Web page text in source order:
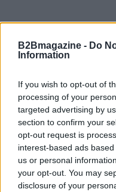
B2Bmagazine - Do
Information
If you wish to opt-out of
processing of your
targeted advertising by
section to confirm your
opt-out request is
interest-based ads
us or personal
your opt-out. You may
disclosure of your